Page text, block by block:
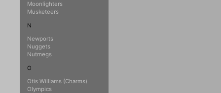
Moonlighters
Musketeers
N
Newports
Nuggets
Nutmegs
O
Otis Williams (Charms)
Olympics